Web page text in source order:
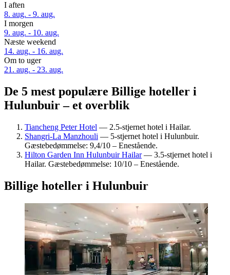
I aften
8. aug. - 9. aug.
I morgen
9. aug. - 10. aug.
Næste weekend
14. aug. - 16. aug.
Om to uger
21. aug. - 23. aug.
De 5 mest populære Billige hoteller i
Hulunbuir – et overblik
Tiancheng Peter Hotel — 2.5-stjernet hotel i Hailar.
Shangri-La Manzhouli — 5-stjernet hotel i Hulunbuir.
Gæstebedømmelse: 9,4/10 – Enestående.
Hilton Garden Inn Hulunbuir Hailar— 3.5-stjernet hotel i
Hailar. Gæstebedømmelse: 10/10 – Enestående.
Billige hoteller i Hulunbuir